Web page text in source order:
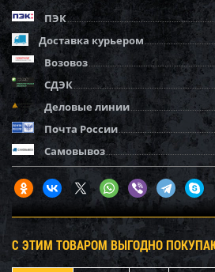
ПЭК
Доставка курьером
Возовоз
СДЭК
Деловые линии
Почта России
Самовывоз
С ЭТИМ ТОВАРОМ ВЫГОДНО